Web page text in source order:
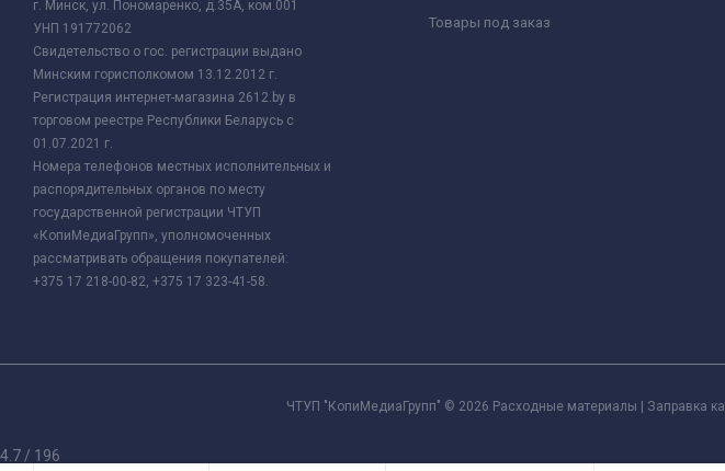
г. Минск, ул. Пономаренко, д.35А, ком.001
УНП 191772062
Свидетельство о гос. регистрации выдано
Минским горисполкомом 13.12.2012 г.
Регистрация интернет-магазина 2612.by в
торговом реестре Республики Беларусь с
01.07.2021 г.
Номера телефонов местных исполнительных и
распорядительных органов по месту
государственной регистрации ЧТУП
«КопиМедиаГрупп», уполномоченных
рассматривать обращения покупателей:
+375 17 218-00-82, +375 17 323-41-58.
Товары под заказ
ЧТУП "КопиМедиаГрупп" © 2026 Расходные материалы | Заправка
4.7 / 196